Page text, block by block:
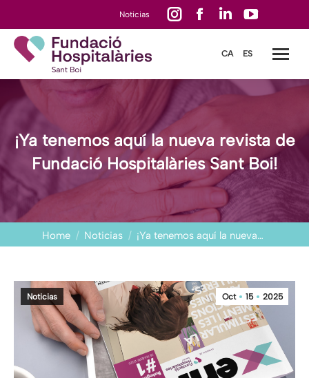
Noticias
Instagram
in
new
Facebook
opens
in
new
Linkedin
opens
in
opens
in
CA ES
¡Ya tenemos aquí la nueva revista de
Fundació Hospitalàries Sant Boi!
You are here:
Home Noticias ¡Ya tenemos aquí la nueva…
Oct 15 2025
Noticias